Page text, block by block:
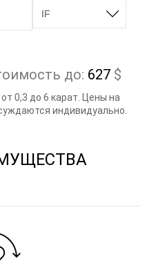
до: 627$
0,3 до 6 карат. Цены на
индивидуально.